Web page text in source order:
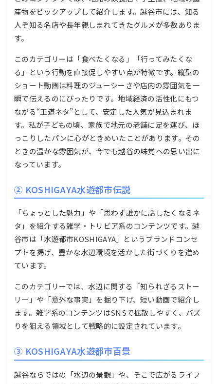
産物をピックアップして紹介します。越谷市には、知る
人ぞ知る名店や長年親しまれてきたグルメが多数ありま
す。
このカテゴリーは「食べたくなる」「行ってみたくな
る」という行動を直接促しやすい点が特徴です。縦型の
ショート動画は料理のジューシーさや店内の雰囲気を一
瞬で伝えるのにぴったりです。地域経済の活性化にもつ
ながる“王道ネタ”として、安定した人気が見込まれま
す。私が子どもの頃、家族で地元の老舗に足を運び、ほ
っこりしたパンに心がときめいたことがあります。その
ときの温かな雰囲気が、今でも越谷の味覚への思い出に
なっています。
② KOSHIGAYA水遊都市伝説
「ちょっとした魅力」や「思わず誰かに話したくなるネ
タ」を紹介する雑学・トリビア系のコンテンツです。越
谷市は「水遊都市KOSHIGAYA」というブランドコンセ
プトを掲げ、豊かな水辺環境を活かした街づくりを進め
ています。
このカテゴリーでは、水辺に関する「知られざるストー
リー」や「意外な事実」を掘り下げ、短い動画で紹介し
ます。雑学系のコンテンツはSNSで拡散しやすく、バズ
りを狙える領域として戦略的に設定されています。
③ KOSHIGAYA水遊都市百景
越谷ならではの「水辺の景観」や、そこで広がるライフ